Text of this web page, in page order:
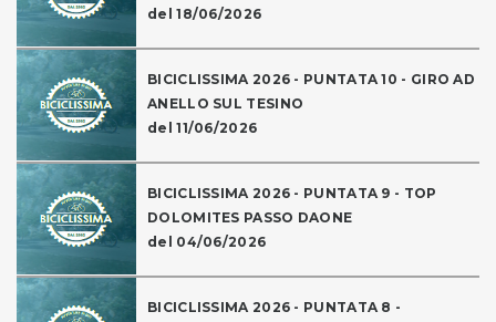
del 18/06/2026
BICICLISSIMA 2026 - PUNTATA 10 - GIRO AD
ANELLO SUL TESINO
del 11/06/2026
BICICLISSIMA 2026 - PUNTATA 9 - TOP
DOLOMITES PASSO DAONE
del 04/06/2026
BICICLISSIMA 2026 - PUNTATA 8 -